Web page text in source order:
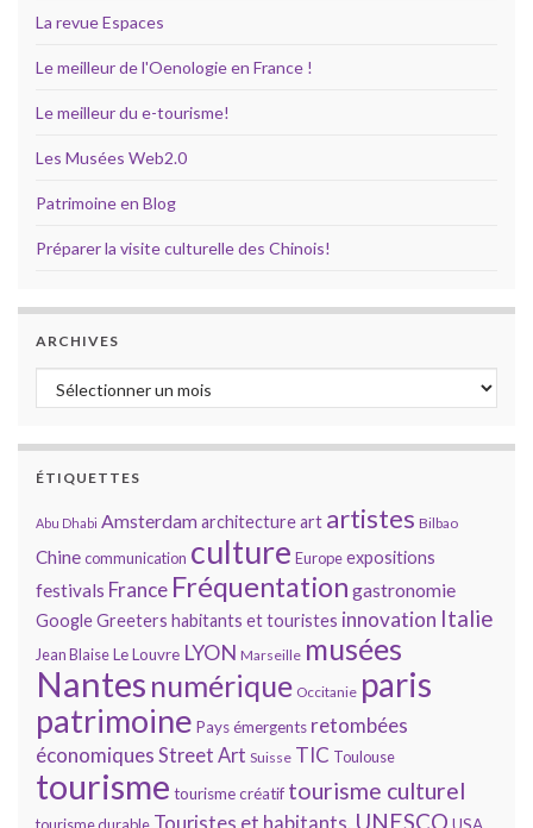
La revue Espaces
Le meilleur de l'Oenologie en France !
Le meilleur du e-tourisme!
Les Musées Web2.0
Patrimoine en Blog
Préparer la visite culturelle des Chinois!
ARCHIVES
Archives
ÉTIQUETTES
Abu Dhabi Amsterdamarchitectureart artistes Bilbao
Chinecommunication culture Europeexpositions
festivals France Fréquentation gastronomie
GoogleGreeters habitants et touristes innovation Italie
Jean BlaiseLe Louvre LYON Marseille musées
Nantes numérique Occitanie paris
patrimoine Pays émergents retombées
économiques Street Art Suisse TIC Toulouse
tourisme tourisme créatif tourisme culturel
UNESCO